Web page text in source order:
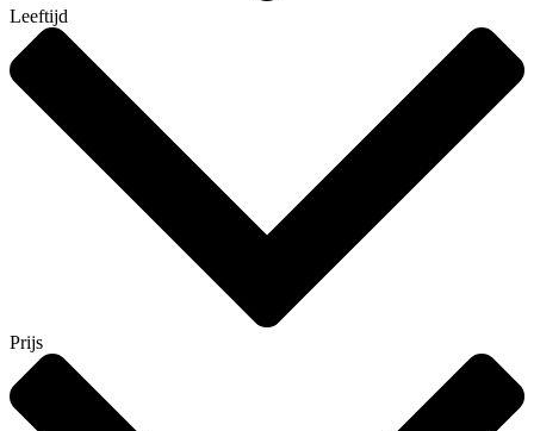
Leeftijd
Prijs